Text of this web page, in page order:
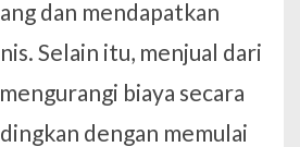
dan mendapatkan
Selain itu, menjual dari
biaya secara
dengan memulai